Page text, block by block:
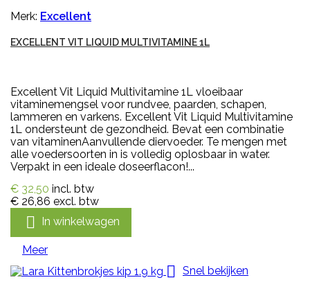
Merk: Excellent
EXCELLENT VIT LIQUID MULTIVITAMINE 1L
Excellent Vit Liquid Multivitamine 1L vloeibaar
vitaminemengsel voor rundvee, paarden, schapen,
lammeren en varkens. Excellent Vit Liquid Multivitamine
1L ondersteunt de gezondheid. Bevat een combinatie
van vitaminenAanvullende diervoeder. Te mengen met
alle voedersoorten in is volledig oplosbaar in water.
Verpakt in een ideale doseerflacon!...
€ 32,50 incl. btw
€ 26,86 excl. btw
 In winkelwagen
Meer
 Snel bekijken